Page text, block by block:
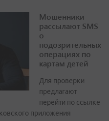
Мошенники
рассылают SMS
о
подозрительных
операциях по
картам детей
Для проверки
предлагают
перейти по ссылке
приложения